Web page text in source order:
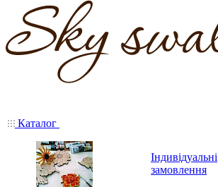
Каталог
Індивідуальні
замовлення